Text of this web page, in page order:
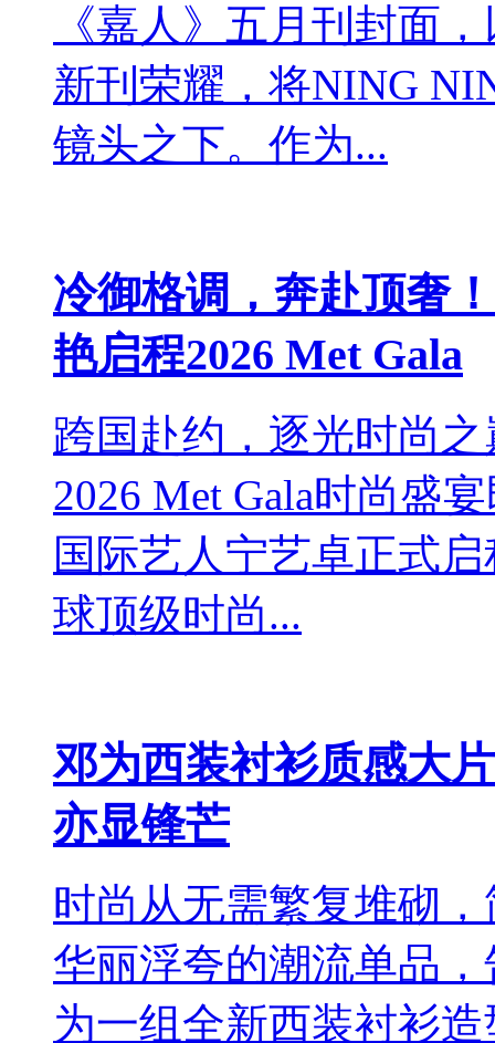
《嘉人》五月刊封面
新刊荣耀，将NING
镜头之下。作为...
冷御格调，奔赴顶奢
艳启程2026 Met Gala
跨国赴约，逐光时尚
2026 Met Gala时尚盛
国际艺人宁艺卓正式
球顶级时尚...
邓为西装衬衫质感大
亦显锋芒
时尚从无需繁复堆砌
华丽浮夸的潮流单品
为一组全新西装衬衫